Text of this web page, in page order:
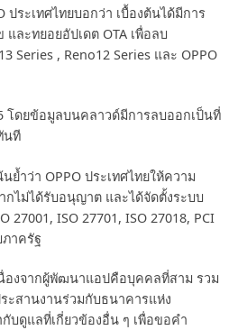
ระเทศไทยบอกว่า เบื้องต้นได้มีการ
ละทยอยอัปเดต OTA เพื่อลบ
Series , Reno12 Series และ OPPO
โดยข้อมูลบนคลาวด์มีการลบออกเป็นที่
นที
ำว่า OPPO ประเทศไทยให้ความ
ไม่ได้รับอนุญาต และได้จัดตั้งระบบ
ISO 27701, ISO 27018, PCI
าครัฐ
นื่องจากผู้พัฒนาแอปคือบุคคลที่สาม รวม
ะสานงานร่วมกับธนาคารแห่ง
กับดูแลที่เกี่ยวข้องอื่น ๆ เพื่อขอคำ